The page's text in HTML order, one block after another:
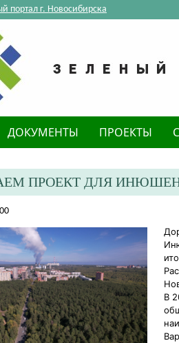
портал г. Новосибирска
ДОКУМЕНТЫ ПРОЕКТЫ
ПРОЕКТ ДЛЯ
В